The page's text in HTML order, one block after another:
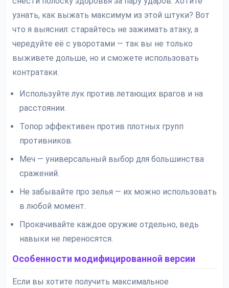
узнать, как выжать максимум из этой штуки? Вот
что я выяснил: старайтесь не зажимать атаку, а
чередуйте её с уворотами — так вы не только
выживете дольше, но и сможете использовать
контратаки.
Используйте лук против летающих врагов и на
расстоянии.
Топор эффективен против плотных групп
противников.
Меч — универсальный выбор для большинства
сражений.
Не забывайте про зелья — их можно использовать
в любой момент.
Прокачивайте каждое оружие отдельно, ведь
навыки не переносятся.
Особенности модифицированной версии
Если вы хотите получить максимальное